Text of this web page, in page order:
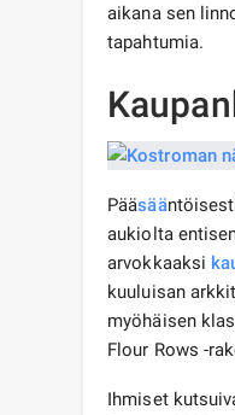
aikana sen
tapahtumia.
Pääsää
aukiolta
arvokkaaksi
kuuluisan
myöhäisen
Flour Rows -
Ihmiset